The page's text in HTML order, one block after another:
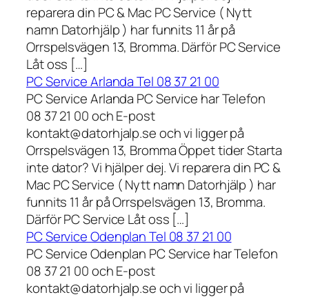
reparera din PC & Mac PC Service ( Nytt
namn Datorhjälp ) har funnits 11 år på
Orrspelsvägen 13, Bromma. Därför PC Service
Låt oss […]
PC Service Arlanda Tel 08 37 21 00
PC Service Arlanda PC Service har Telefon
08 37 21 00 och E-post
kontakt@datorhjalp.se och vi ligger på
Orrspelsvägen 13, Bromma Öppet tider Starta
inte dator? Vi hjälper dej. Vi reparera din PC &
Mac PC Service ( Nytt namn Datorhjälp ) har
funnits 11 år på Orrspelsvägen 13, Bromma.
Därför PC Service Låt oss […]
PC Service Odenplan Tel 08 37 21 00
PC Service Odenplan PC Service har Telefon
08 37 21 00 och E-post
kontakt@datorhjalp.se och vi ligger på